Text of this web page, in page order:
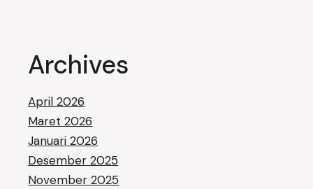
Archives
April 2026
Maret 2026
Januari 2026
Desember 2025
November 2025